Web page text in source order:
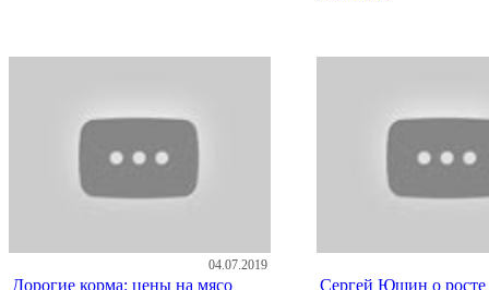
04.07.2019
Дорогие корма: цены на мясо Сергей Юшин о росте